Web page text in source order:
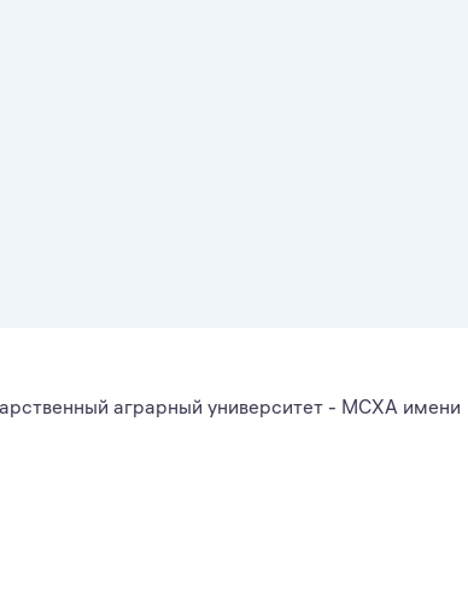
аграрный университет - МСХА имени